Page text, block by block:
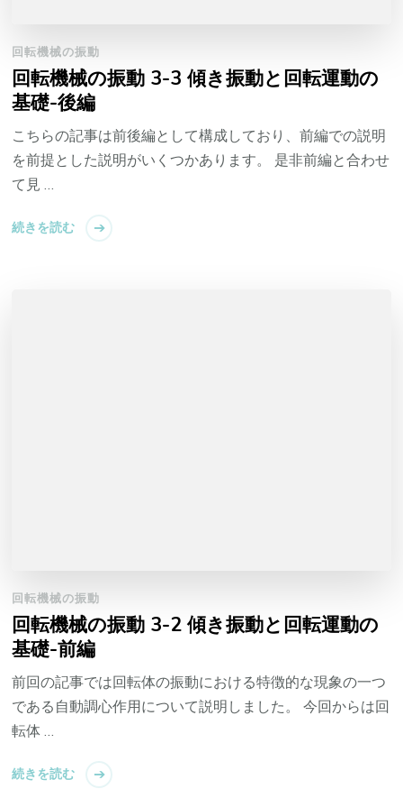
回転機械の振動
回転機械の振動 3-3 傾き振動と回転運動の
基礎-後編
こちらの記事は前後編として構成しており、前編での説明
を前提とした説明がいくつかあります。 是非前編と合わせ
て見 …
続きを読む
回転機械の振動
回転機械の振動 3-2 傾き振動と回転運動の
基礎-前編
前回の記事では回転体の振動における特徴的な現象の一つ
である自動調心作用について説明しました。 今回からは回
転体 …
続きを読む